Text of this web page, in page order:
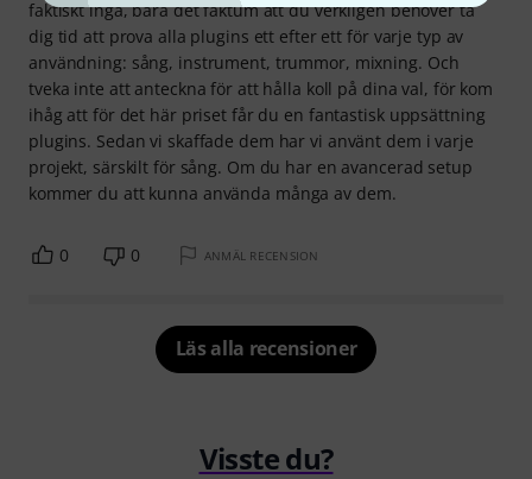
faktiskt inga, bara det faktum att du verkligen behöver ta
dig tid att prova alla plugins ett efter ett för varje typ av
användning: sång, instrument, trummor, mixning. Och
tveka inte att anteckna för att hålla koll på dina val, för kom
ihåg att för det här priset får du en fantastisk uppsättning
plugins. Sedan vi skaffade dem har vi använt dem i varje
projekt, särskilt för sång. Om du har en avancerad setup
kommer du att kunna använda många av dem.
0 0 ANMÄL RECENSION
Läs alla recensioner
Visste du?